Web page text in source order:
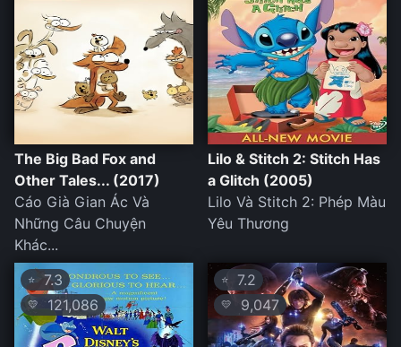
The Big Bad Fox and
Other Tales... (2017)
Cáo Già Gian Ác Và
Những Câu Chuyện
Khác...
Lilo & Stitch 2: Stitch Has
a Glitch (2005)
Lilo Và Stitch 2: Phép Màu
Yêu Thương
⭐7.3
💛 121,086
⭐ 7.2
💛 9,047